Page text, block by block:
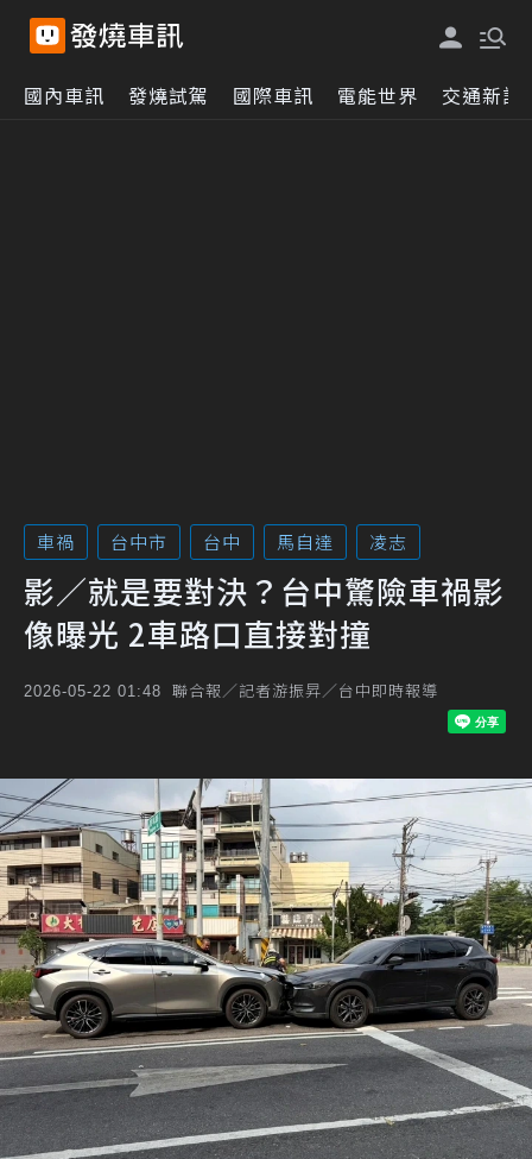
國內車訊 發燒試駕 國際車訊 電能世界 交通新訊
車禍 台中市 台中 馬自達 凌志
影／就是要對決？台中驚險車禍影
像曝光 2車路口直接對撞
2026-05-22 01:48 聯合報／記者游振昇／台中即時報導